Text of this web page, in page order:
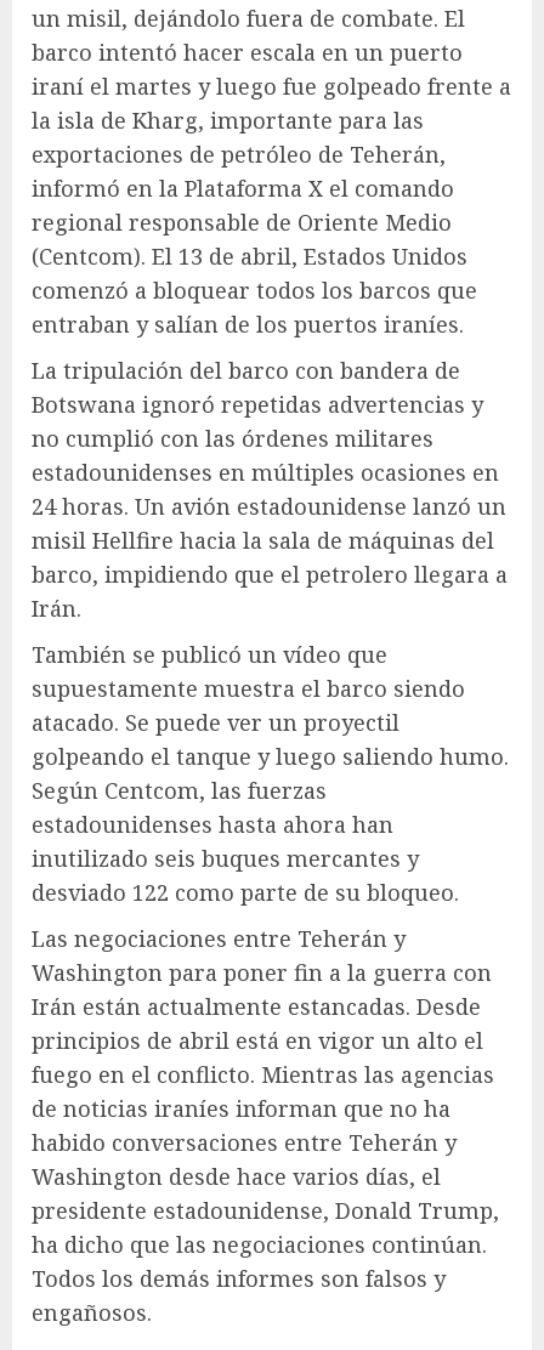
un misil, dejándolo fuera de combate. El
barco intentó hacer escala en un puerto
iraní el martes y luego fue golpeado frente a
la isla de Kharg, importante para las
exportaciones de petróleo de Teherán,
informó en la Plataforma X el comando
regional responsable de Oriente Medio
(Centcom). El 13 de abril, Estados Unidos
comenzó a bloquear todos los barcos que
entraban y salían de los puertos iraníes.
La tripulación del barco con bandera de
Botswana ignoró repetidas advertencias y
no cumplió con las órdenes militares
estadounidenses en múltiples ocasiones en
24 horas. Un avión estadounidense lanzó un
misil Hellfire hacia la sala de máquinas del
barco, impidiendo que el petrolero llegara a
Irán.
También se publicó un vídeo que
supuestamente muestra el barco siendo
atacado. Se puede ver un proyectil
golpeando el tanque y luego saliendo humo.
Según Centcom, las fuerzas
estadounidenses hasta ahora han
inutilizado seis buques mercantes y
desviado 122 como parte de su bloqueo.
Las negociaciones entre Teherán y
Washington para poner fin a la guerra con
Irán están actualmente estancadas. Desde
principios de abril está en vigor un alto el
fuego en el conflicto. Mientras las agencias
de noticias iraníes informan que no ha
habido conversaciones entre Teherán y
Washington desde hace varios días, el
presidente estadounidense, Donald Trump,
ha dicho que las negociaciones continúan.
Todos los demás informes son falsos y
engañosos.